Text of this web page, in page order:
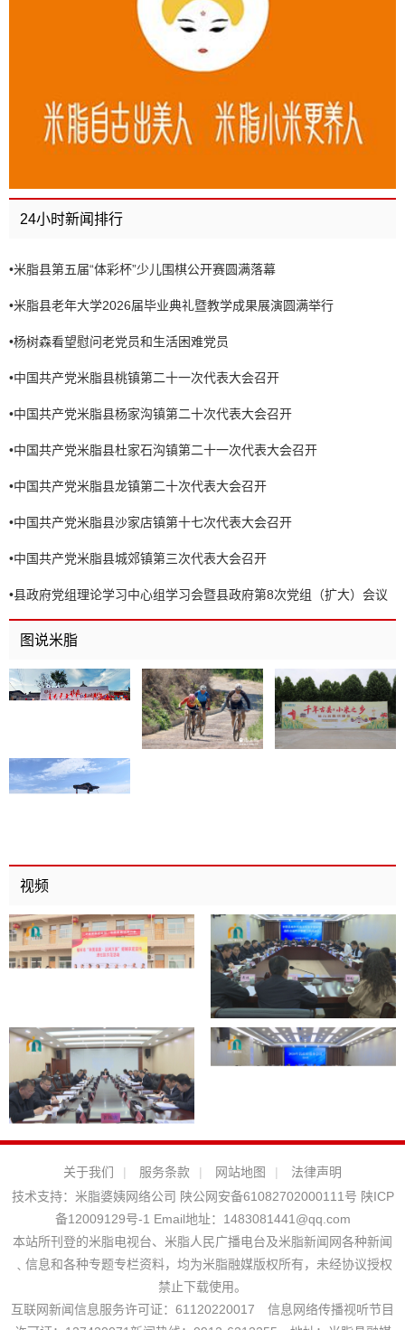
24小时新闻排行
•米脂县第五届“体彩杯”少儿围棋公开赛圆满落幕
•米脂县老年大学2026届毕业典礼暨教学成果展演圆满举行
•杨树森看望慰问老党员和生活困难党员
•中国共产党米脂县桃镇第二十一次代表大会召开
•中国共产党米脂县杨家沟镇第二十次代表大会召开
•中国共产党米脂县杜家石沟镇第二十一次代表大会召开
•中国共产党米脂县龙镇第二十次代表大会召开
•中国共产党米脂县沙家店镇第十七次代表大会召开
•中国共产党米脂县城郊镇第三次代表大会召开
•县政府党组理论学习中心组学习会暨县政府第8次党组（扩大）会议
召开
图说米脂
视频
关于我们 | 服务条款 | 网站地图 |
法律声明
技术支持： 米脂婆姨网络公司 陕公网安备61082702000111号 陕ICP
备12009129号-1 Email地址： 1483081441@qq.com
本站所刊登的米脂电视台、米脂人民广播电台及米脂新闻网各种新闻
﹑信息和各种专题专栏资料，均为米脂融媒版权所有，未经协议授权
禁止下载使用。
互联网新闻信息服务许可证：61120220017 信息网络传播视听节目